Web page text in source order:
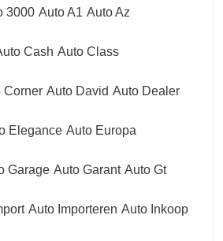
3000 Auto A1 Auto Az
Cash Auto Class
Corner Auto David Auto Dealer
Elegance Auto Europa
Garage Auto Garant Auto Gt
Auto Importeren Auto Inkoop